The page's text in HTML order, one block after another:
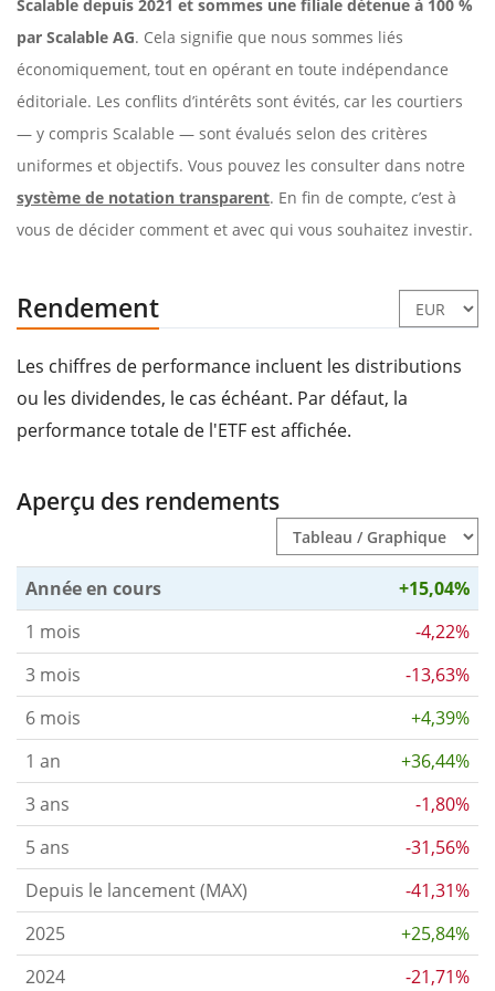
Scalable depuis 2021 et sommes une filiale détenue à 100 %
par Scalable AG. Cela signifie que nous sommes liés
économiquement, tout en opérant en toute indépendance
éditoriale. Les conflits d’intérêts sont évités, car les courtiers
— y compris Scalable — sont évalués selon des critères
uniformes et objectifs. Vous pouvez les consulter dans notre
système de notation transparent. En fin de compte, c’est à
vous de décider comment et avec qui vous souhaitez investir.
Rendement
Les chiffres de performance incluent les distributions
ou les dividendes, le cas échéant. Par défaut, la
performance totale de l'ETF est affichée.
Aperçu des rendements
Année en cours
+15,04%
1 mois
-4,22%
3 mois
-13,63%
6 mois
+4,39%
1 an
+36,44%
3 ans
-1,80%
5 ans
-31,56%
Depuis le lancement (MAX)
-41,31%
2025
+25,84%
2024
-21,71%